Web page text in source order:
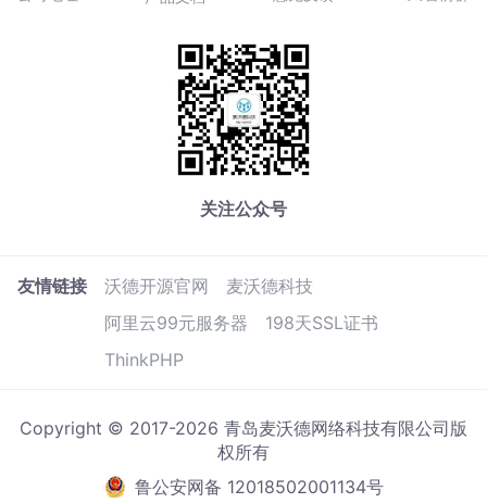
关注公众号
友情链接 沃德开源官网
麦沃德科技
阿里云99元服务器
198天SSL证书
ThinkPHP
Copyright © 2017-2026 青岛麦沃德网络科技有限公司版
权所有
鲁公安网备 12018502001134号